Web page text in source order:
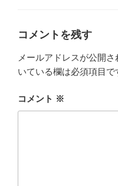
コメントを残す
メールアドレスが公開さ
いている欄は必須項目で
コメント ※